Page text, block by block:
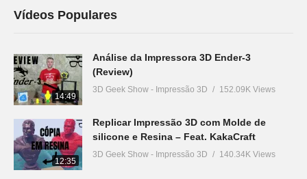
Vídeos Populares
14:49
Análise da Impressora 3D Ender-3
(Review)
3D Geek Show - Impressão 3D 152.09K Views
12:35
Replicar Impressão 3D com Molde de
silicone e Resina – Feat. KakaCraft
3D Geek Show - Impressão 3D 140.34K Views